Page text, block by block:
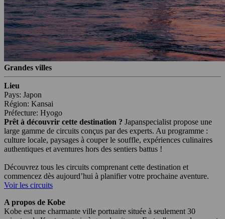
Grandes villes
Lieu
Pays: Japon
Région: Kansai
Préfecture: Hyogo
Prêt à découvrir cette destination ? Japanspecialist propose une
large gamme de circuits conçus par des experts. Au programme :
culture locale, paysages à couper le souffle, expériences culinaires
authentiques et aventures hors des sentiers battus !
Découvrez tous les circuits comprenant cette destination et
commencez dès aujourd’hui à planifier votre prochaine aventure.
Voir les circuits
A propos de Kobe
Kobe est une charmante ville portuaire située à seulement 30